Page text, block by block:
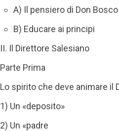
A) Il pensiero di Don Bosco
B) Educare ai principi
II. Il Direttore Salesiano
Parte Prima
Lo spirito che deve animare il
1) Un «deposito»
2) Un «padre